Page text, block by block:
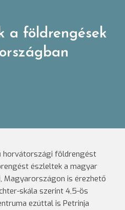
a földrengések
horvátországi földrengést
észleltek a magyar
Magyarországon is érezhető
skála szerint 4,5-ös
ezúttal is Petrinja